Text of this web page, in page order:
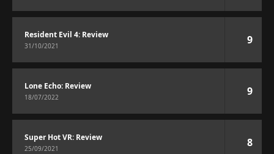
Resident Evil 4: Review
31/10/2021 9
Lone Echo: Review
18/07/2022 9
Super Hot VR: Review
25/09/2021 8